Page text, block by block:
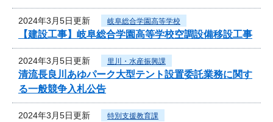
2024年3月5日更新 岐阜総合学園高等学校
【建設工事】岐阜総合学園高等学校空調設備移設工事
2024年3月5日更新 里川・水産振興課
清流長良川あゆパーク大型テント設置委託業務に関す
る一般競争入札公告
2024年3月5日更新 特別支援教育課